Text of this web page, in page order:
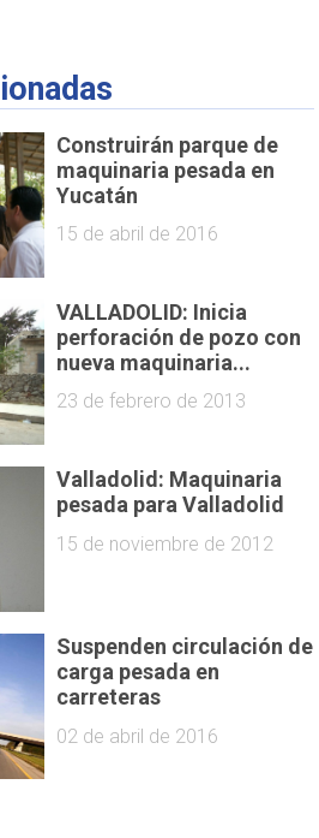
Construirán parque de
maquinaria pesada en
Yucatán
15 de abril de 2016
VALLADOLID: Inicia
perforación de pozo con
nueva maquinaria...
23 de febrero de 2013
Valladolid: Maquinaria
pesada para Valladolid
15 de noviembre de 2012
Suspenden circulación de
carga pesada en
carreteras
02 de abril de 2016